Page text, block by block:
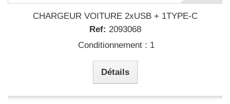
CHARGEUR VOITURE 2xUSB + 1TYPE-C
Ref: 2093068
Conditionnement : 1
Détails